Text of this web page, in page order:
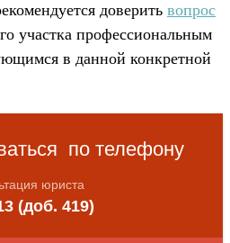
доверить вопрос
участка профессиональным
в данной конкретной